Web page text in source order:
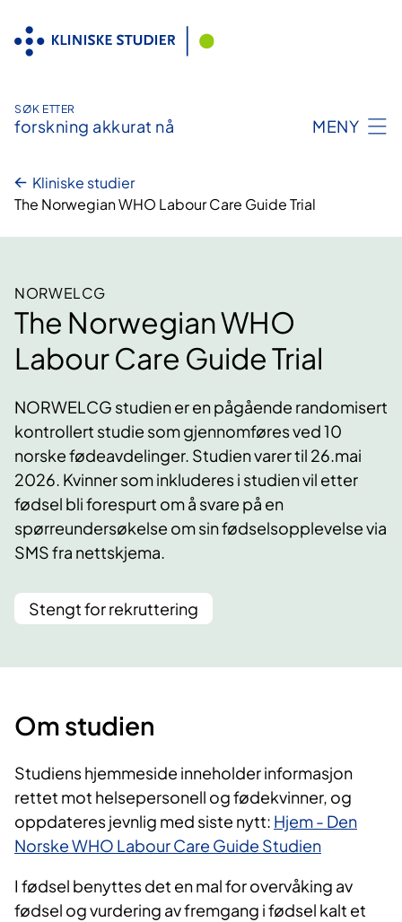
innhold
SØK ETTER
forskning akkurat nå MENY
Kliniske studier
The Norwegian WHO Labour Care Guide Trial
NORWELCG
The Norwegian WHO
Labour Care Guide Trial
NORWELCG studien er en pågående randomisert
kontrollert studie som gjennomføres ved 10
norske fødeavdelinger. Studien varer til 26.mai
2026. Kvinner som inkluderes i studien vil etter
fødsel bli forespurt om å svare på en
spørreundersøkelse om sin fødselsopplevelse via
SMS fra nettskjema.
Stengt for rekruttering
Om studien
Studiens hjemmeside inneholder informasjon
rettet mot helsepersonell og fødekvinner, og
oppdateres jevnlig med siste nytt: Hjem - Den
Norske WHO Labour Care Guide Studien
I fødsel benyttes det en mal for overvåking av
fødsel og vurdering av fremgang i fødsel kalt et